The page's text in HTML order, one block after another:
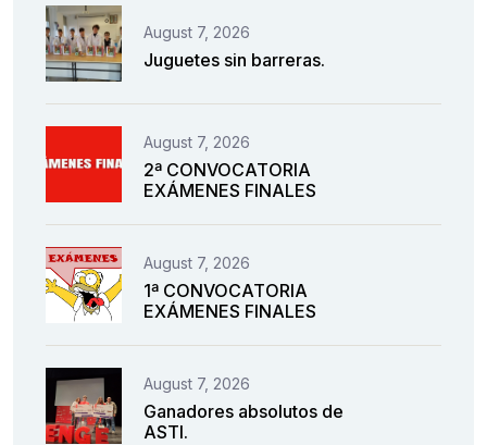
August 7, 2026
Juguetes sin barreras.
August 7, 2026
2ª CONVOCATORIA
EXÁMENES FINALES
August 7, 2026
1ª CONVOCATORIA
EXÁMENES FINALES
August 7, 2026
Ganadores absolutos de
ASTI.